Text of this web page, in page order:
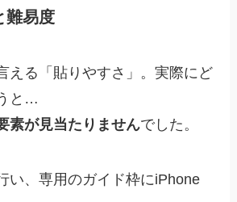
難易度
える「貼りやすさ」。実際にど
と…
素が見当たりませんでした。
い、専用のガイド枠にiPhone